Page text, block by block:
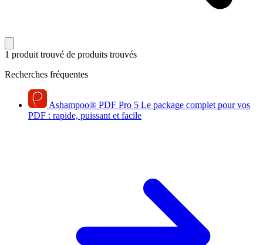
1 produit trouvé de produits trouvés
Recherches fréquentes
Ashampoo® PDF Pro 5 Le package complet pour vos
PDF : rapide, puissant et facile